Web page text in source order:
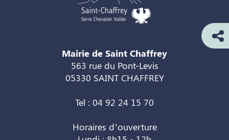
Mairie de Saint Chaffrey
563 rue du Pont-Levis
05330 SAINT CHAFFREY
Tel : 04 92 24 15 70
Horaires d’ouverture